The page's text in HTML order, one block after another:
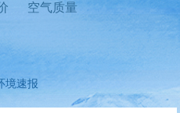
空气质量
境速报